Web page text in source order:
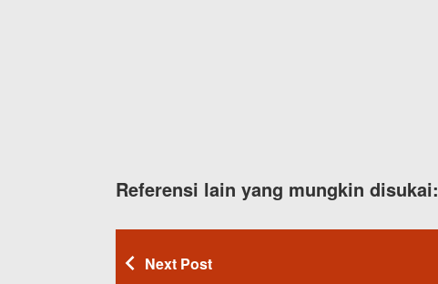
Referensi lain yang mungkin disukai:
Next Post